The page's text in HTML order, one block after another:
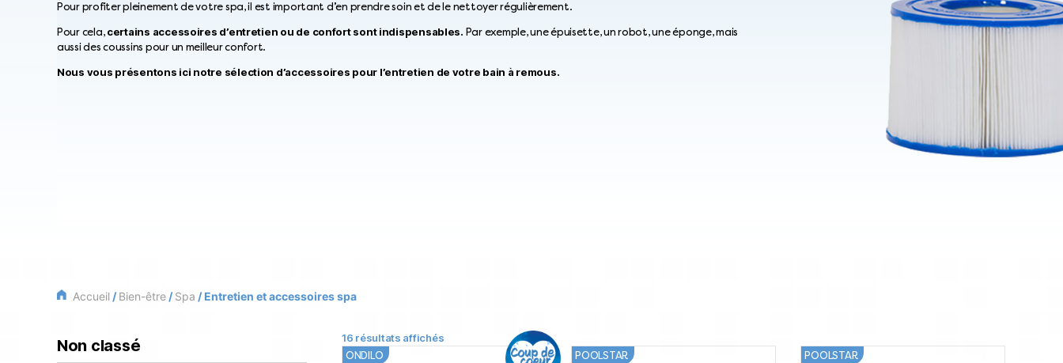
Pour profiter pleinement de votre spa, il est important d’en prendre soin et de le nettoyer régulièrement.
Pour cela, certains accessoires d’entretien ou de confort sont indispensables. Par exemple, une épuisette, un robot, une éponge, mais
aussi des coussins pour un meilleur confort.
Nous vous présentons ici notre sélection d’accessoires pour l’entretien de votre bain à remous.
Accueil / Bien-être / Spa / Entretien et accessoires spa
16 résultats affichés
ONDILO POOLSTAR POOLSTAR
Non classé